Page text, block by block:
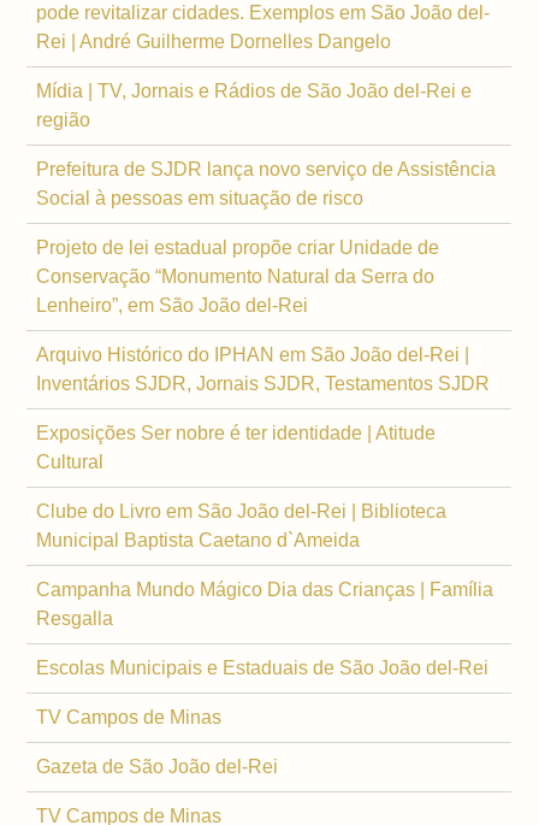
pode revitalizar cidades. Exemplos em São João del-
Rei | André Guilherme Dornelles Dangelo
Mídia | TV, Jornais e Rádios de São João del-Rei e
região
Prefeitura de SJDR lança novo serviço de Assistência
Social à pessoas em situação de risco
Projeto de lei estadual propõe criar Unidade de
Conservação “Monumento Natural da Serra do
Lenheiro”, em São João del-Rei
Arquivo Histórico do IPHAN em São João del-Rei |
Inventários SJDR, Jornais SJDR, Testamentos SJDR
Exposições Ser nobre é ter identidade | Atitude
Cultural
Clube do Livro em São João del-Rei | Biblioteca
Municipal Baptista Caetano d`Ameida
Campanha Mundo Mágico Dia das Crianças | Família
Resgalla
Escolas Municipais e Estaduais de São João del-Rei
TV Campos de Minas
Gazeta de São João del-Rei
TV Campos de Minas